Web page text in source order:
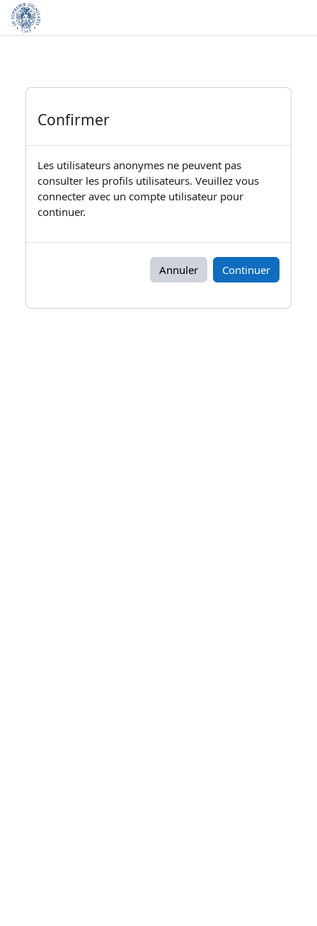
Passer au contenu principal
Confirmer
Les utilisateurs anonymes ne peuvent pas
consulter les profils utilisateurs. Veuillez vous
connecter avec un compte utilisateur pour
continuer.
Annuler Continuer